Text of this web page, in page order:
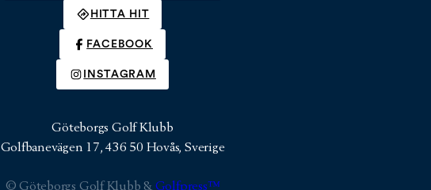
HITTA HIT
FACEBOOK
INSTAGRAM
Göteborgs Golf Klubb
Golfbanevägen 17, 436 50 Hovås, Sverige
© Göteborgs Golf Klubb & Golfpress™